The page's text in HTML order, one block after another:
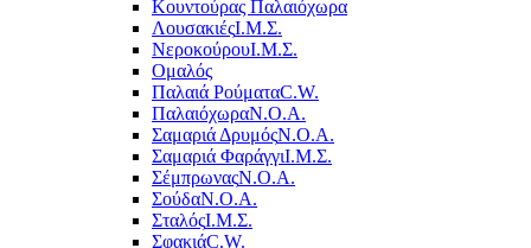
Κουντούρας Παλαιόχωρα
ΛουσακιέςΙ.Μ.Σ.
ΝεροκούρουΙ.Μ.Σ.
Ομαλός
Παλαιά ΡούματαC.W.
ΠαλαιόχωραΝ.Ο.Α.
Σαμαριά ΔρυμόςΝ.Ο.Α.
Σαμαριά ΦαράγγιΙ.Μ.Σ.
ΣέμπρωναςΝ.Ο.Α.
ΣούδαΝ.Ο.Α.
ΣταλόςΙ.Μ.Σ.
ΣφακιάC.W.